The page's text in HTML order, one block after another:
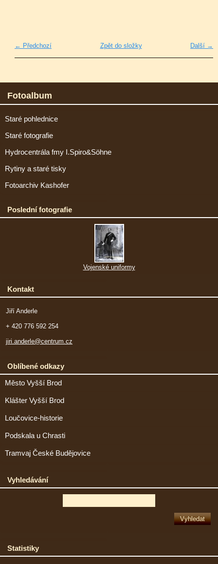
← Předchozí Další →
Zpět do složky
Fotoalbum
Staré pohlednice
Staré fotografie
Hydrocentrála fmy I.Spiro&Söhne
Rytiny a staré tisky
Fotoarchiv Kashofer
Poslední fotografie
Vojenské uniformy
Kontakt
Jiří Anderle
+ 420 776 592 254
jiri.anderle@centrum.cz
Oblíbené odkazy
Město Vyšší Brod
Klášter Vyšší Brod
Loučovice-historie
Podskala u Chrasti
Tramvaj České Budějovice
Vyhledávání
Statistiky